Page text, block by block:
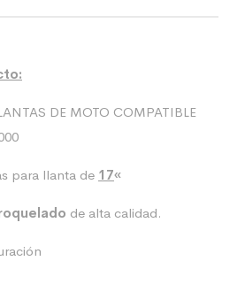
DE MOTO COMPATIBLE
para llanta de 17«
de alta calidad.